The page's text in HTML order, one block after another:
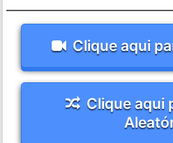
Clique aqui
Clique aqui